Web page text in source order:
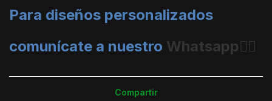
Para diseños personalizados
comunícate a nuestro Whatsapp👈🏼
Compartir